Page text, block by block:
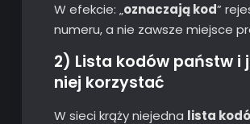
W efekcie: „oznaczają kod”
numeru, a nie zawsze miejsce
2) Lista kodów państw i
niej korzystać
W sieci krąży niejedna lista